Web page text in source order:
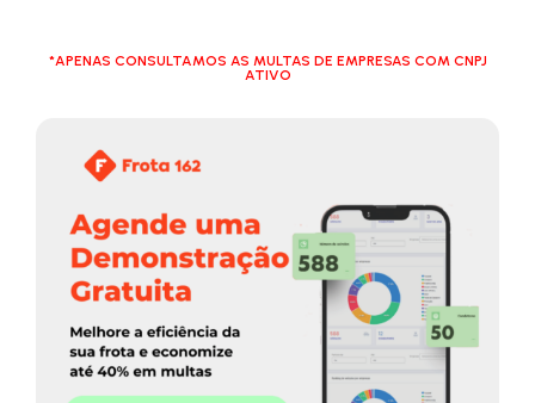
*APENAS CONSULTAMOS AS MULTAS DE EMPRESAS COM CNPJ
ATIVO